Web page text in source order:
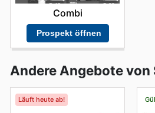
Combi
Prospekt öffnen
Andere Angebote
Läuft heute ab!